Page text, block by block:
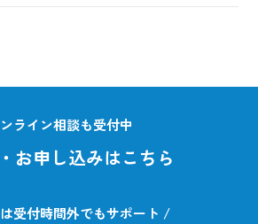
ライン相談も受付中
お申し込みはこちら
受付時間外でもサポート /